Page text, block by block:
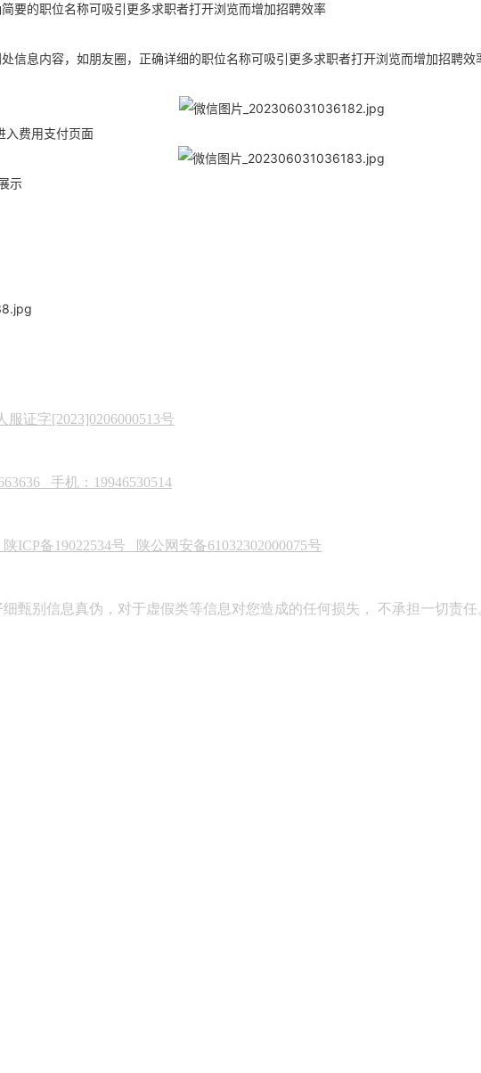
要的职位名称可吸引更多求职者打开浏览而增加招聘效率
信息内容，如朋友圈， 正确详细的职位名称可吸引更多求职者打开浏览而增加招聘效
入费用支付页面
示
证字[2023]0206000513号
手机：19946530514
陕ICP备19022534号 陕公网安备61032302000075号
甄别信息真伪，对于虚假类等信息对您造成的任何损失， 不承担一切责任